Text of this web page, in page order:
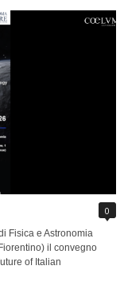
0
Fisica e Astronomia
il convegno
of Italian